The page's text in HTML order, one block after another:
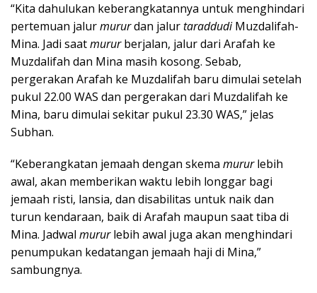
“Kita dahulukan keberangkatannya untuk menghindari
pertemuan jalurmururdan jalurtaraddudiMuzdalifah-
Mina. Jadi saatmururberjalan, jalur dari Arafah ke
Muzdalifah dan Mina masih kosong. Sebab,
pergerakan Arafah ke Muzdalifah baru dimulai setelah
pukul 22.00 WAS dan pergerakan dari Muzdalifah ke
Mina, baru dimulai sekitar pukul 23.30 WAS,” jelas
Subhan.
“Keberangkatan jemaah dengan skema mururlebih
awal, akan memberikan waktu lebih longgar bagi
jemaah risti, lansia, dan disabilitas untuk naik dan
turun kendaraan, baik di Arafah maupun saat tiba di
Mina. Jadwal mururlebih awal juga akan menghindari
penumpukan kedatangan jemaah haji di Mina,”
sambungnya.